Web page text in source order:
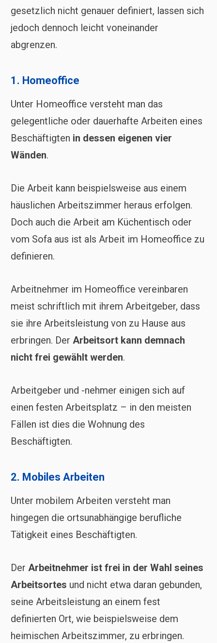
gesetzlich nicht genauer definiert, lassen sich
jedoch dennoch leicht voneinander
abgrenzen.
1. Homeoffice
Unter Homeoffice versteht man das
gelegentliche oder dauerhafte Arbeiten eines
Beschäftigten in dessen eigenen vier
Wänden.
Die Arbeit kann beispielsweise aus einem
häuslichen Arbeitszimmer heraus erfolgen.
Doch auch die Arbeit am Küchentisch oder
vom Sofa aus ist als Arbeit im Homeoffice zu
definieren.
Arbeitnehmer im Homeoffice vereinbaren
meist schriftlich mit ihrem Arbeitgeber, dass
sie ihre Arbeitsleistung von zu Hause aus
erbringen. Der Arbeitsort kann demnach
nicht frei gewählt werden.
Arbeitgeber und -nehmer einigen sich auf
einen festen Arbeitsplatz – in den meisten
Fällen ist dies die Wohnung des
Beschäftigten.
2. Mobiles Arbeiten
Unter mobilem Arbeiten versteht man
hingegen die ortsunabhängige berufliche
Tätigkeit eines Beschäftigten.
Der Arbeitnehmer ist frei in der Wahl seines
Arbeitsortes und nicht etwa daran gebunden,
seine Arbeitsleistung an einem fest
definierten Ort, wie beispielsweise dem
heimischen Arbeitszimmer, zu erbringen.